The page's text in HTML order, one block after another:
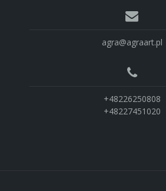
agra@agraart.pl
+48226250808
+48227451020